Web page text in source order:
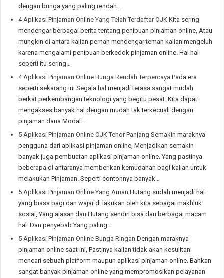
dengan bunga yang paling rendah…
4 Aplikasi Pinjaman Online Yang Telah Terdaftar OJK Kita sering
mendengar berbagai berita tentang penipuan pinjaman online, Atau
mungkin di antara kalian pernah mendengar teman kalian mengeluh
karena mengalami penipuan berkedok pinjaman online. Hal hal
seperti itu sering…
4 Aplikasi Pinjaman Online Bunga Rendah Terpercaya Pada era
seperti sekarang ini Segala hal menjadi terasa sangat mudah
berkat perkembangan teknologi yang begitu pesat. Kita dapat
mengakses banyak hal dengan mudah tak terkecuali dengan
pinjaman dana Modal…
5 Aplikasi Pinjaman Online OJK Tenor Panjang Semakin maraknya
pengguna dari aplikasi pinjaman online, Menjadikan semakin
banyak juga pembuatan aplikasi pinjaman online. Yang pastinya
beberapa di antaranya memberikan kemudahan bagi kalian untuk
melakukan Pinjaman. Seperti contohnya banyak…
5 Aplikasi Pinjaman Online Yang Aman Hutang sudah menjadi hal
yang biasa bagi dan wajar di lakukan oleh kita sebagai makhluk
sosial, Yang alasan dari Hutang sendiri bisa dari berbagai macam
hal. Dan penyebab Yang paling…
5 Aplikasi Pinjaman Online Bunga Ringan Dengan maraknya
pinjaman online saat ini, Pastinya kalian tidak akan kesulitan
mencari sebuah platform maupun aplikasi pinjaman online. Bahkan
sangat banyak pinjaman online yang mempromosikan pelayanan